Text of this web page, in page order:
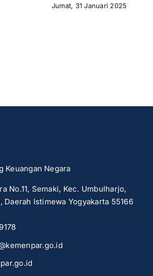
Jumat, 31 Januari 2025
Keuangan Negara
No.11, Semaki, Kec. Umbulharjo,
Daerah Istimewa Yogyakarta 55166